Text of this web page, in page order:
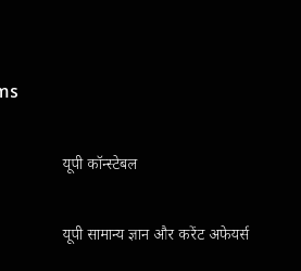
यूपी कॉन्स्टेबल
यूपी सामान्य ज्ञान और करेंट अफेयर्स